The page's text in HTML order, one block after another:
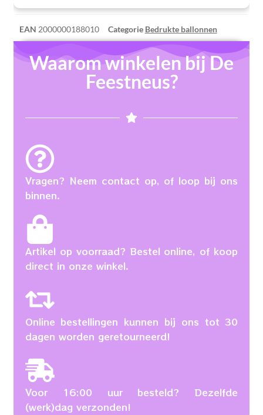
EAN 2000000188010 Categorie Bedrukte ballonnen
Waarom winkelen bij De
Feestneus?
Vragen? Neem contact op, of loop bij ons
binnen.
Artikel op voorraad? Bestel online, of koop
direct in onze winkel.
Online bestellingen kunnen bij ons tot 30
dagen worden geretourneerd!
Voor 16:00 uur besteld? Dezelfde
(werk)dag verzonden!